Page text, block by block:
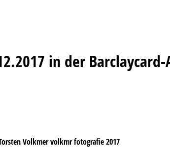
in der
Volkmer volkmr fotografie 2017